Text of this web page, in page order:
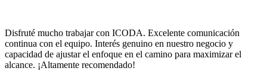
Disfruté mucho trabajar con ICODA. Excelente comunicación
continua con el equipo. Interés genuino en nuestro negocio y
capacidad de ajustar el enfoque en el camino para maximizar el
alcance. ¡Altamente recomendado!